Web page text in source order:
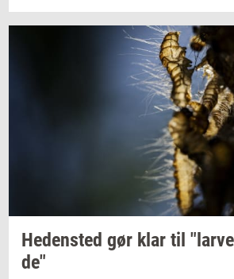
He­den­sted gør klar til
de"